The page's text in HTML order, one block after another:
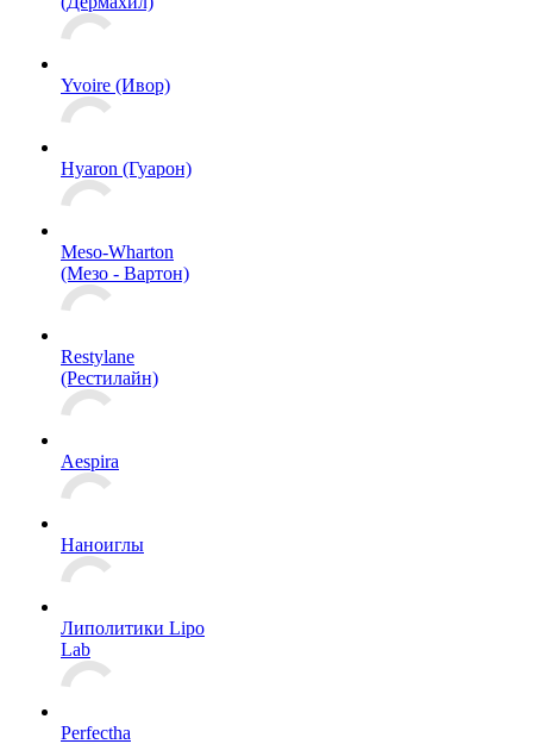
Yvoire (Ивор)
Hyaron (Гуарон)
Meso-Wharton
(Мезо - Вартон)
Restylane
(Рестилайн)
Aespira
Наноиглы
Липолитики Lipo
Lab
Perfectha